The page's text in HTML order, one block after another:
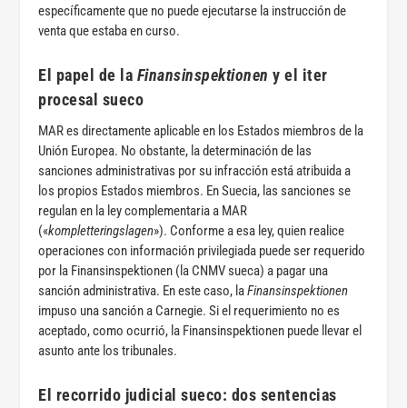
específicamente que no puede ejecutarse la instrucción de
venta que estaba en curso.
El papel de la Finansinspektionen y el iter
procesal sueco
MAR es directamente aplicable en los Estados miembros de la
Unión Europea. No obstante, la determinación de las
sanciones administrativas por su infracción está atribuida a
los propios Estados miembros. En Suecia, las sanciones se
regulan en la ley complementaria a MAR
(«kompletteringslagen»). Conforme a esa ley, quien realice
operaciones con información privilegiada puede ser requerido
por la Finansinspektionen (la CNMV sueca) a pagar una
sanción administrativa. En este caso, laFinansinspektionen
impuso una sanción a Carnegie. Si el requerimiento no es
aceptado, como ocurrió, la Finansinspektionen puede llevar el
asunto ante los tribunales.
El recorrido judicial sueco: dos sentencias